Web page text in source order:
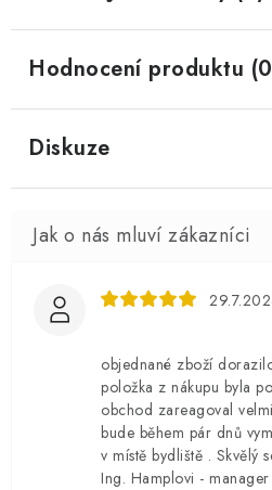
Hodnocení produktu
Diskuze
objednané zboží
položka z nákupu byla
obchod zareagoval
bude během pár dnů
v místě bydliště . Skvělý
Ing. Hamplovi - manager